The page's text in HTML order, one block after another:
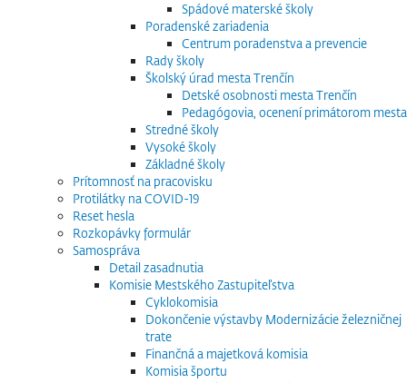
Spádové materské školy
Poradenské zariadenia
Centrum poradenstva a prevencie
Rady školy
Školský úrad mesta Trenčín
Detské osobnosti mesta Trenčín
Pedagógovia, ocenení primátorom mesta
Stredné školy
Vysoké školy
Základné školy
Prítomnosť na pracovisku
Protilátky na COVID-19
Reset hesla
Rozkopávky formulár
Samospráva
Detail zasadnutia
Komisie Mestského Zastupiteľstva
Cyklokomisia
Dokončenie výstavby Modernizácie železničnej
trate
Finančná a majetková komisia
Komisia športu